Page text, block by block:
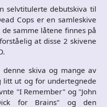
selvtitulerte debutskiva til
Cops er en samleskive
samme låtene finnes på
at disse 2 skivene
skiva og mange av
litt ut og for undertegnede
"I Remember" og "John
for Brains" og den